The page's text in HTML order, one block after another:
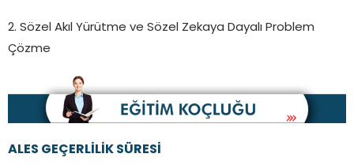
2. Sözel Akıl Yürütme ve Sözel Zekaya Dayalı Problem
Çözme
ALES GEÇERLİLİK SÜRESİ